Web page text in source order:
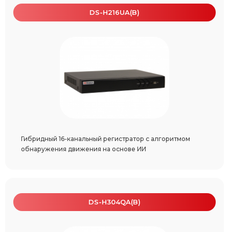
DS-H216UA(B)
Гибридный 16-канальный регистратор с алгоритмом
обнаружения движения на основе ИИ
DS-H304QA(B)